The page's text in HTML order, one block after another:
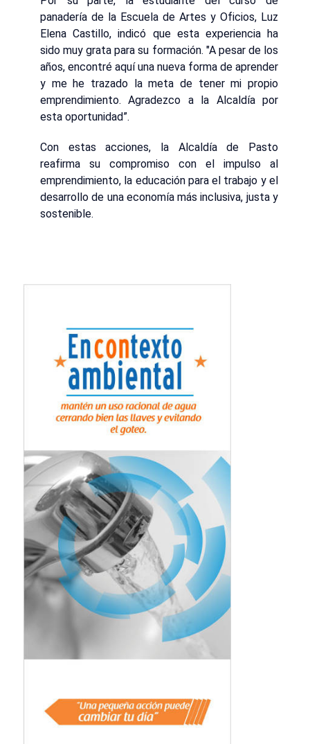
panadería de la Escuela de Artes y Oficios, Luz
Elena Castillo, indicó que esta experiencia ha
sido muy grata para su formación. "A pesar de los
años, encontré aquí una nueva forma de aprender
y me he trazado la meta de tener mi propio
emprendimiento. Agradezco a la Alcaldía por
esta oportunidad”.
Con estas acciones, la Alcaldía de Pasto
reafirma su compromiso con el impulso al
emprendimiento, la educación para el trabajo y el
desarrollo de una economía más inclusiva, justa y
sostenible.